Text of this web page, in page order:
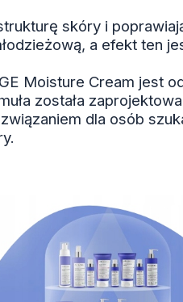
skóry i
a efekt ten
Moisture Cream jest
została
dla osób